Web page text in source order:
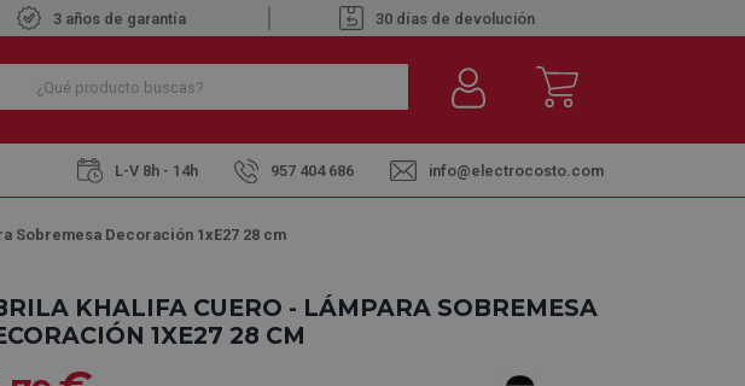
3 años de garantía 30 días de devolución
L-V 8h - 14h 957 404 686 info@electrocosto.com
Sobremesa Decoración 1xE27 28 cm
KHALIFA CUERO - LÁMPARA SOBREMESA
1XE27 28 CM